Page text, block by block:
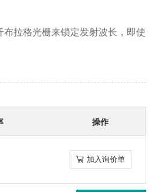
拉格光栅来锁定发射波长，即使
操作
加入询价单
加入询价单